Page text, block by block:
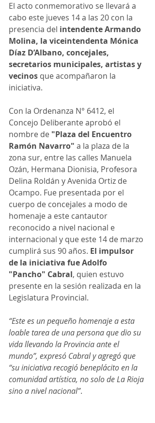
El acto conmemorativo se llevará a
cabo este jueves 14 a las 20 con la
presencia del intendente Armando
Molina, la viceintendenta Mónica
Díaz D’Albano, concejales,
secretarios municipales, artistas y
vecinos que acompañaron la
iniciativa.
Con la Ordenanza N° 6412, el
Concejo Deliberante aprobó el
nombre de "Plaza del Encuentro
Ramón Navarro" a la plaza de la
zona sur, entre las calles Manuela
Ozán, Hermana Dionisia, Profesora
Delina Roldán y Avenida Ortiz de
Ocampo. Fue presentada por el
cuerpo de concejales a modo de
homenaje a este cantautor
reconocido a nivel nacional e
internacional y que este 14 de marzo
cumplirá sus 90 años. El impulsor
de la iniciativa fue Adolfo
"Pancho" Cabral, quien estuvo
presente en la sesión realizada en la
Legislatura Provincial.
“Este es un pequeño homenaje a esta
loable tarea de una persona que dio su
vida llevando la Provincia ante el
mundo”, expresó Cabral y agregó que
“su iniciativa recogió beneplácito en la
comunidad artística, no solo de La Rioja
sino a nivel nacional”.